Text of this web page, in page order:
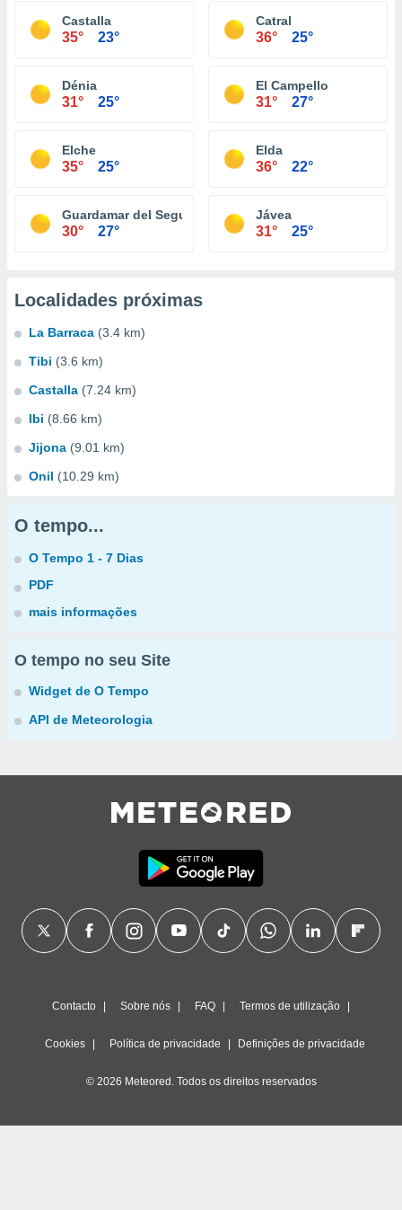
Castalla
35° 23°
Catral
36° 25°
Dénia
31° 25°
El Campello
31° 27°
Elche
35° 25°
Elda
36° 22°
Guardamar del Segura
30° 27°
Jávea
31° 25°
Localidades próximas
La Barraca (3.4 km)
Tibi (3.6 km)
Castalla (7.24 km)
Ibi (8.66 km)
Jijona (9.01 km)
Onil (10.29 km)
O tempo...
O Tempo 1 - 7 Dias
PDF
mais informações
O tempo no seu Site
Widget de O Tempo
API de Meteorologia
Contacto Sobre nós FAQ Termos de utilização
Cookies Política de privacidade Definições de privacidade
© 2026 Meteored. Todos os direitos reservados